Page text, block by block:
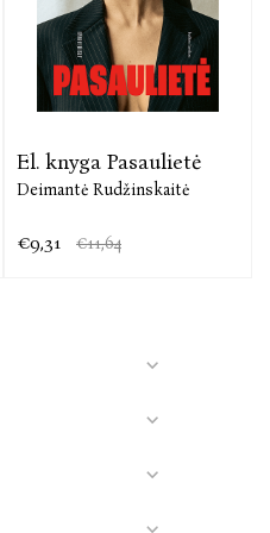
El. knyga Pasaulietė
Deimantė Rudžinskaitė
€9,31 €11,64